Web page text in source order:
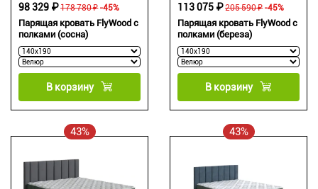
Парящая кровать FlyWood с
полками (сосна)
178 780 ₽
98 329 ₽ -45%
В корзину
Парящая кровать FlyWood с
полками (береза)
205 590 ₽
113 075 ₽ -45%
В корзину
43% 43%